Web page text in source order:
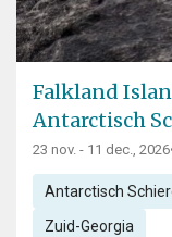
Falkland
Antarctisch
23 nov. - 11 dec., 2026
Antarctisch
Zuid-Georgia